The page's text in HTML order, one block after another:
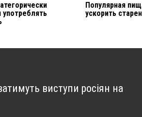
употреблять
Популярная
ускорить
виступи росіян на